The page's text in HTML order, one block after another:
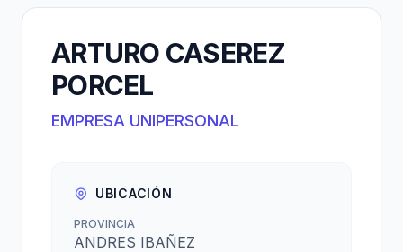
ARTURO CASEREZ
PORCEL
EMPRESA UNIPERSONAL
UBICACIÓN
PROVINCIA
ANDRES IBAÑEZ